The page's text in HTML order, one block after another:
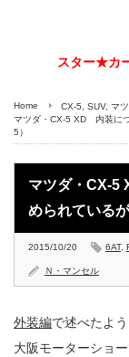
スター★カ
Home CX-5 SUV, マ
マツダ・CX-5 XD 内装に
5）
マツダ・CX-5
められている
2015/10/20 6AT,
Ｎ・マンセル
外装編で述べたよ
大阪モーターショー